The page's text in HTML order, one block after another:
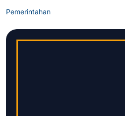
Pemerintahan